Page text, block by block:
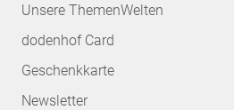
Unsere ThemenWelten
dodenhof Card
Geschenkkarte
Newsletter